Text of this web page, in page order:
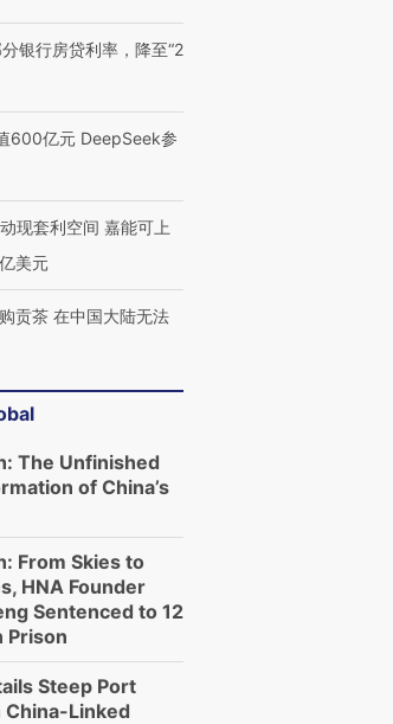
呈现】寻找100种
CFO：不靠规模取胜，华
银行房贷利率，降至“2
600亿元 DeepSeek参
现套利空间 嘉能可上
美元
贡茶 在中国大陆无法
The Unfinished
of China’s
From Skies to
HNA Founder
Sentenced to 12
Prison
Steep Port
China-Linked